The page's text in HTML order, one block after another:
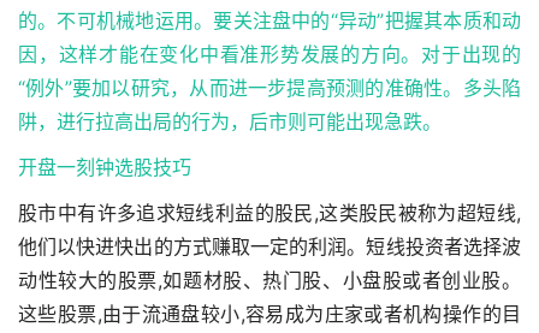
的。不可机械地运用。要关注盘中的“异动”把握其本质和动
因，这样才能在变化中看准形势发展的方向。对于出现的
“例外”要加以研究，从而进一步提高预测的准确性。多头陷
阱，进行拉高出局的行为，后市则可能出现急跌。
开盘一刻钟选股技巧
股市中有许多追求短线利益的股民,这类股民被称为超短线,
他们以快进快出的方式赚取一定的利润。短线投资者选择波
动性较大的股票,如题材股、热门股、小盘股或者创业股。
这些股票,由于流通盘较小,容易成为庄家或者机构操作的目